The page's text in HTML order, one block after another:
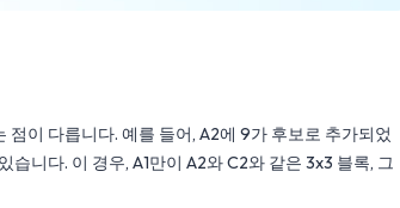
이 다릅니다. 예를 들어, A2에 9가 후보로 추가되었
니다. 이 경우, A1만이 A2와 C2와 같은 3x3 블록, 그